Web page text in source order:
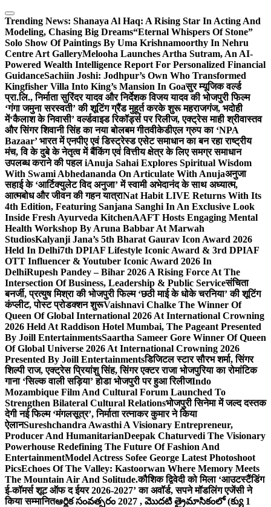
Skip
to
content
Trending News: Shanaya Al Haq: A Rising Star In Acting And
Modeling, Chasing Big Dreams“Eternal Whispers Of Stone”
Solo Show Of Paintings By Uma Krishnamoorthy In Nehru
Centre Art GalleryMelooha Launches Artha Sutram, An AI-
Powered Wealth Intelligence Report For Personalized Financial
GuidanceSachiin Joshi: Jodhpur’s Own Who Transformed
Kingfisher Villa Into King’s Mansion In Goaसुर म्यूजिक वर्ल्ड
प्रा.लि., निर्माता सुरिंदर यादव और निर्देशक विजय यादव की भोजपुरी फिल्म
‘गंगा जमुना सरस्वती’ की शूटिंग ग्रैंड मुहूर्त करके शुरू महराजगंज, भदोही
में‘कैलाश के निवासी’ वर्ल्डवाइड रिकॉर्ड्स पर रिलीज, एक्ट्रेस माही श्रीवास्तव
और सिंगर शिवानी सिंह का नया बोलबम गीतवीकेडीएल ग्रुप का ‘NPA
Bazaar’ भारत में एनपीए एवं डिस्ट्रेस्ड एसेट समाधान का बन रहा राष्ट्रीय
मंच, वि के दुबे के नेतृत्व में बैंकिंग एवं वित्तीय क्षेत्र के लिए समग्र समाधान
उपलब्ध कराने की पहल iAnuja Sahai Explores Spiritual Wisdom
With Swami Abhedananda On Articulate With Anujaअनुजा
सहाई के ‘आर्टिक्युलेट विद अनुजा’ में स्वामी अभेदानंद के साथ अध्यात्म,
आत्मबोध और जीवन की गहन यात्राNat Habit LIVE Returns With Its
4th Edition, Featuring Sanjana Sanghi In An Exclusive Look
Inside Fresh Ayurveda KitchenAAFT Hosts Engaging Mental
Health Workshop By Aruna Babbar At Marwah
StudiosKalyanji Jana’s 5th Bharat Gaurav Icon Award 2026
Held In Delhi7th DPIAF Lifestyle Iconic Award & 3rd DPIAF
OTT Influencer & Youtuber Iconic Award 2026 In
DelhiRupesh Pandey – Bihar 2026 A Rising Force At The
Intersection Of Business, Leadership & Public Serviceसंचिता
बनर्जी, प्रत्युष मिश्रा की भोजपुरी फिल्म ‘छठी माई के धोके चरनिया’ की शूटिंग
कंप्लीट, पोस्ट प्रोडक्शन शुरूVaishnavi Chalke The Winner Of
Queen Of Global International 2026 At International Crowning
2026 Held At Raddison Hotel Mumbai, The Pageant Presented
By Joill EntertainmentsSaartha Sameer Gore Winner Of Queen
Of Global Universe 2026 At International Crowning 2026
Presented By Joill Entertainmentsडिजिटल स्टार सौरभ शर्मा, सिंगर
शिल्पी राज, एक्ट्रेस प्रियांशु सिंह, सिंगर एक्टर राजा भोजपुरिया का रोमांटिक
गाना ‘सिल्क वाली सड़िया’ होडा भोजपुरी पर हुआ रिलीजIndo
Mozambique Film And Cultural Forum Launched To
Strengthen Bilateral Cultural Relationsभोजपुरी सिनेमा में जल्द दस्तक
देगी नई फिल्म ‘मंगलसूत्र’, निर्माता रत्नाकर कुमार ने किया
ऐलानSureshchandra Awasthi A Visionary Entrepreneur,
Producer And HumanitarianDeepak Chaturvedi The Visionary
Powerhouse Redefining The Future Of Fashion And
EntertainmentModel Actress Sofee George Latest Photoshoot
PicsEchoes Of The Valley: Kastoorwan Where Memory Meets
The Mountain Air And Solitude.कौशिक द्विवेदी को मिला ‘आउटस्टैंडिंग
ई-कॉमर्स शूट ऑफ द ईयर 2026-2027’ का अवॉर्ड, सपने मॉडलिंग एजेंसी ने
किया सम्मानितఆర్థిక సంవత్సరం 2027 , మొదటి త్రైమాసికంలో (క్యు 1